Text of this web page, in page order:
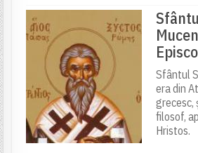
Sfântul
era din
grecesc,
filosof,
Hristos.